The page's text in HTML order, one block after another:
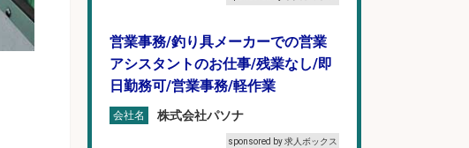
営業事務/釣り具メーカーでの営業
アシスタントのお仕事/残業なし/即
日勤務可/営業事務/軽作業
会社名 株式会社パソナ
sponsored by 求人ボックス